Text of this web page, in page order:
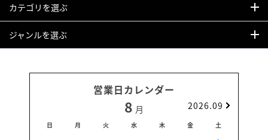
カテゴリを選ぶ
ジャンルを選ぶ
営業日カレンダー
8 月 2026.09
日 月 火 水 木 金 土